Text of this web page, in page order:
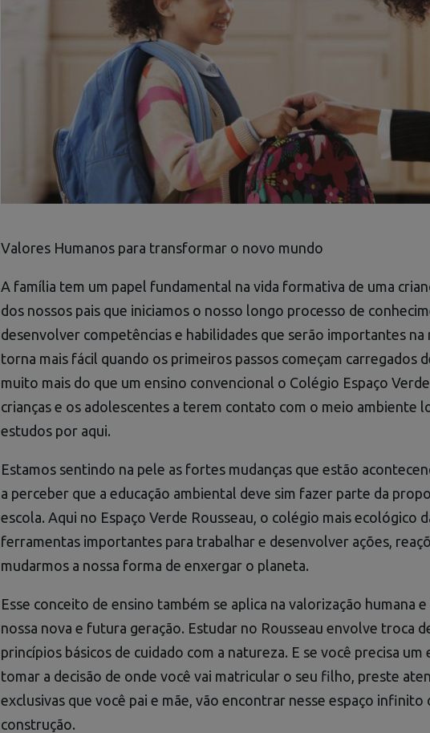
Valores Humanos para transformar o novo mundo
A família tem um papel fundamental na vida formativa de uma
dos nossos pais que iniciamos o nosso longo processo de
desenvolver competências e habilidades que serão importantes
torna mais fácil quando os primeiros passos começam carregados
muito mais do que um ensino convencional o Colégio Espaço
crianças e os adolescentes a terem contato com o meio ambiente
estudos por aqui.
Estamos sentindo na pele as fortes mudanças que estão
a perceber que a educação ambiental deve sim fazer parte da
escola. Aqui no Espaço Verde Rousseau, o colégio mais ecológico
ferramentas importantes para trabalhar e desenvolver ações,
mudarmos a nossa forma de enxergar o planeta.
Esse conceito de ensino também se aplica na valorização humana
nossa nova e futura geração. Estudar no Rousseau envolve troca
princípios básicos de cuidado com a natureza. E se você precisa
tomar a decisão de onde você vai matricular o seu filho, preste
exclusivas que você pai e mãe, vão encontrar nesse espaço infinito
construção.